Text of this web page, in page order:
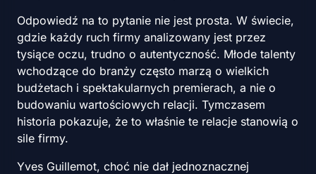
Odpowiedź na to pytanie nie jest prosta. W świecie,
gdzie każdy ruch firmy analizowany jest przez
tysiące oczu, trudno o autentyczność. Młode talenty
wchodzące do branży często marzą o wielkich
budżetach i spektakularnych premierach, a nie o
budowaniu wartościowych relacji. Tymczasem
historia pokazuje, że to właśnie te relacje stanowią o
sile firmy.
Yves Guillemot, choć nie dał jednoznacznej